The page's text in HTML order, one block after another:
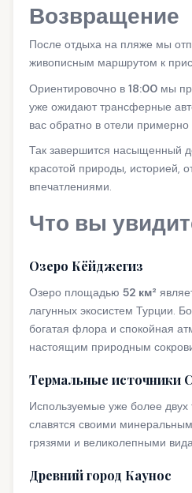
Возвращение
После отдыха на пляже мы
живописным маршрутом к
Ориентировочно в 18:00 мы
уже ожидают трансферные
вас обратно в отели примерно
Так завершится насыщенный
красотой природы, историей,
впечатлениями.
Что вы
Озеро Кёйджегиз
Озеро площадью 52 км²
лагунных экосистем Турции.
богатая флора и спокойная
настоящим природным
Термальные источники
Используемые уже более двух
славятся своими
грязями и великолепными
Древний город Каунос